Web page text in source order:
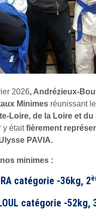
2026, Andrézieux-
Minimes réunissant
de la Loire et du
y étaitfièrement
PAVIA.
minimes :
catégorie -36kg, 2
catégorie -52kg,